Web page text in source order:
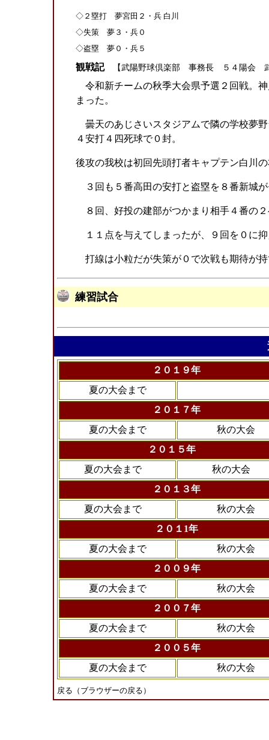
◇２塁打 夢宮田２・兵 白川
◇失策 夢３・兵０
◇盗塁 夢０・兵５
観戦記 【武陽野球倶楽部 事務長 ５４陽会
令和新チームの秋季大会県予選２回戦。
まった。
曇天のあじさいスタジアムで隣の学校夢
４安打４四死球で０封。
後攻の我校は初回先頭打者キャプテン白川
３回も５番高田の安打と盗塁を８番新城
８回、好投の建部がつかまり相手４番の
１１点を与えてしまったが、９回を０に
打線は小粒だが失策が０で次戦も期待が
練習試合 後期 練
２０１９年
夏の大会まで
２０１７年
夏の大会まで
秋の大会
２０１５年
夏の大会まで
秋の大会
２０１３年
夏の大会まで
秋の大会
２０１1年
夏の大会まで
秋の大会
２００９年
夏の大会まで
秋の大会
２００７年
夏の大会まで
秋の大会
２００５年
夏の大会まで
秋の大会
戻る（ブラウザーの戻る）